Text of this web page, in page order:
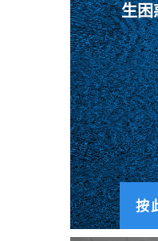
生困
按